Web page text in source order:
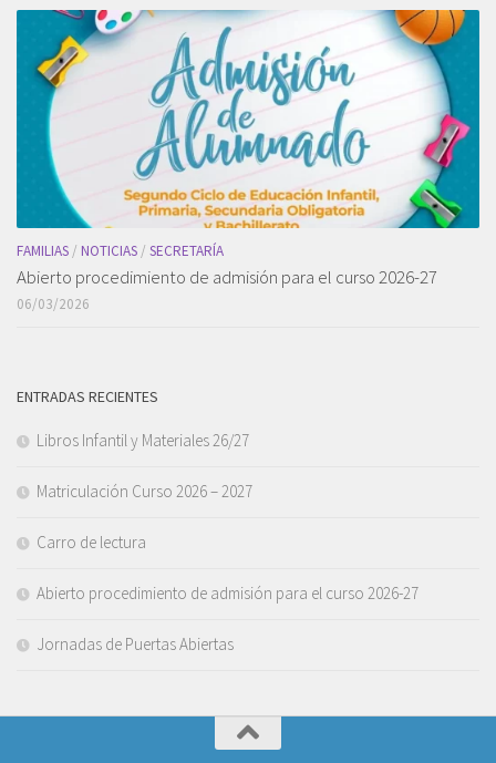
FAMILIAS / NOTICIAS / SECRETARÍA
Abierto procedimiento de admisión para el curso 2026-27
06/03/2026
ENTRADAS RECIENTES
Libros Infantil y Materiales 26/27
Matriculación Curso 2026 – 2027
Carro de lectura
Abierto procedimiento de admisión para el curso 2026-27
Jornadas de Puertas Abiertas